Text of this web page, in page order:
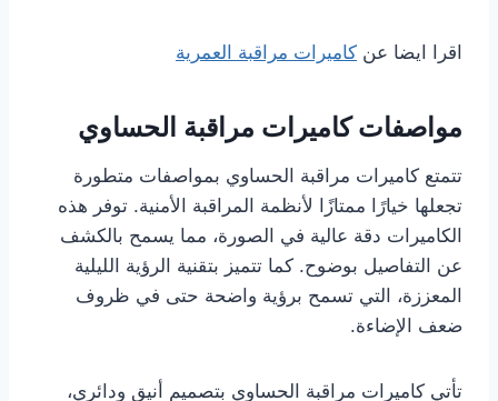
اقرا ايضا عن كاميرات مراقبة العمرية
مواصفات كاميرات مراقبة الحساوي
تتمتع كاميرات مراقبة الحساوي بمواصفات متطورة
تجعلها خيارًا ممتازًا لأنظمة المراقبة الأمنية. توفر هذه
الكاميرات دقة عالية في الصورة، مما يسمح بالكشف
عن التفاصيل بوضوح. كما تتميز بتقنية الرؤية الليلية
المعززة، التي تسمح برؤية واضحة حتى في ظروف
ضعف الإضاءة.
تأتي كاميرات مراقبة الحساوي بتصميم أنيق ودائري،